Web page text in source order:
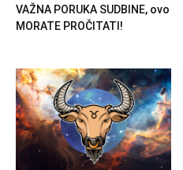
VAŽNA PORUKA SUDBINE, ovo
MORATE PROČITATI!